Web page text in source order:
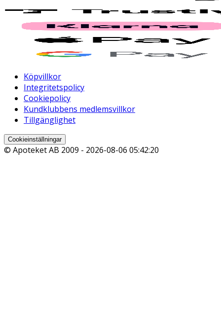
Köpvillkor
Integritetspolicy
Cookiepolicy
Kundklubbens medlemsvillkor
Tillgänglighet
Cookieinställningar
© Apoteket AB 2009 - 2026-08-06 05:42:20